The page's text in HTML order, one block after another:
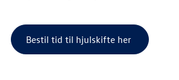
Bestil tid til hjulskifte her